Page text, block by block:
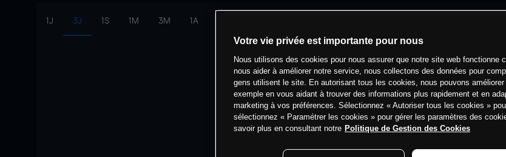
1J 3J 1S 1M 3M 1A
Votre vie privée est importante pour nous
Nous utilisons des cookies pour nous assurer que notre site web fonctionne
nous aider à améliorer notre service, nous collectons des données pour
gens utilisent le site. En autorisant tous les cookies, nous pouvons
exemple en vous aidant à trouver des informations plus rapidement et en
marketing à vos préférences. Sélectionnez « Autoriser tous les cookies »
sélectionnez « Paramétrer les cookies » pour gérer les paramètres des
savoir plus en consultant notre Politique de Gestion des Cookies